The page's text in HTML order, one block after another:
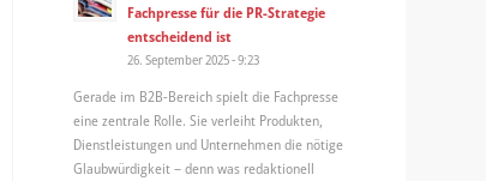
Fachpresse für die PR-Strategie
entscheidend ist
26. September 2025 - 9:23
Gerade im B2B-Bereich spielt die Fachpresse
eine zentrale Rolle. Sie verleiht Produkten,
Dienstleistungen und Unternehmen die nötige
Glaubwürdigkeit – denn was redaktionell